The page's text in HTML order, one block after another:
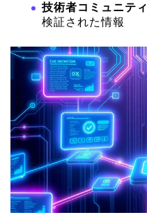
技術者コミュニティ
検証された情報